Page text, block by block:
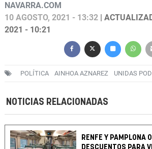
NAVARRA.COM
10 AGOSTO, 2021 - 13:32 |
2021 - 10:21
POLÍTICA AINHOA AZNAREZ UNIDAS
NOTICIAS RELACIONADAS
RENFE Y PAMPLONA
DESCUENTOS PARA